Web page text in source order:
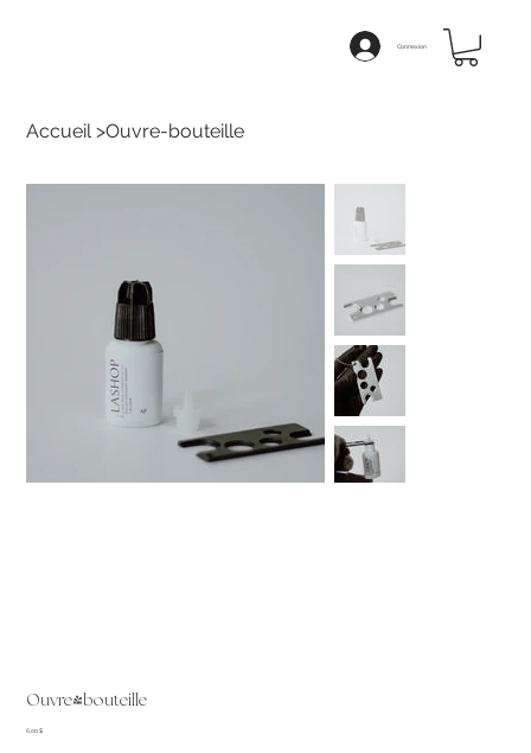
Connexion
Accueil >Ouvre-bouteille
Ouvre-bouteille
Prix
6,00 $